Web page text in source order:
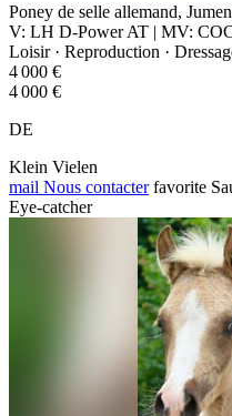
Poney de selle allemand,
V: LH D-Power AT | MV:
Loisir · Reproduction ·
4 000 €
4 000 €
DE
Klein Vielen
mail Nous contacter favorite
Eye-catcher